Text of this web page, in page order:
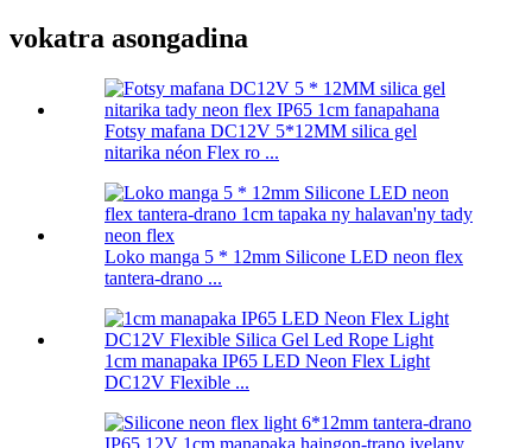
vokatra asongadina
Fotsy mafana DC12V 5*12MM silica gel
nitarika néon Flex ro ...
Loko manga 5 * 12mm Silicone LED neon flex
tantera-drano ...
1cm manapaka IP65 LED Neon Flex Light
DC12V Flexible ...